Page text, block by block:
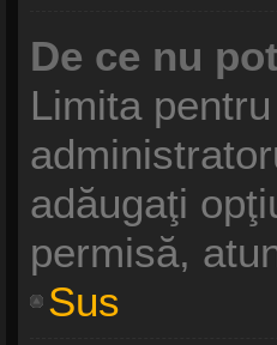
De ce nu
Limita
adăugaţi
permisă,
Sus